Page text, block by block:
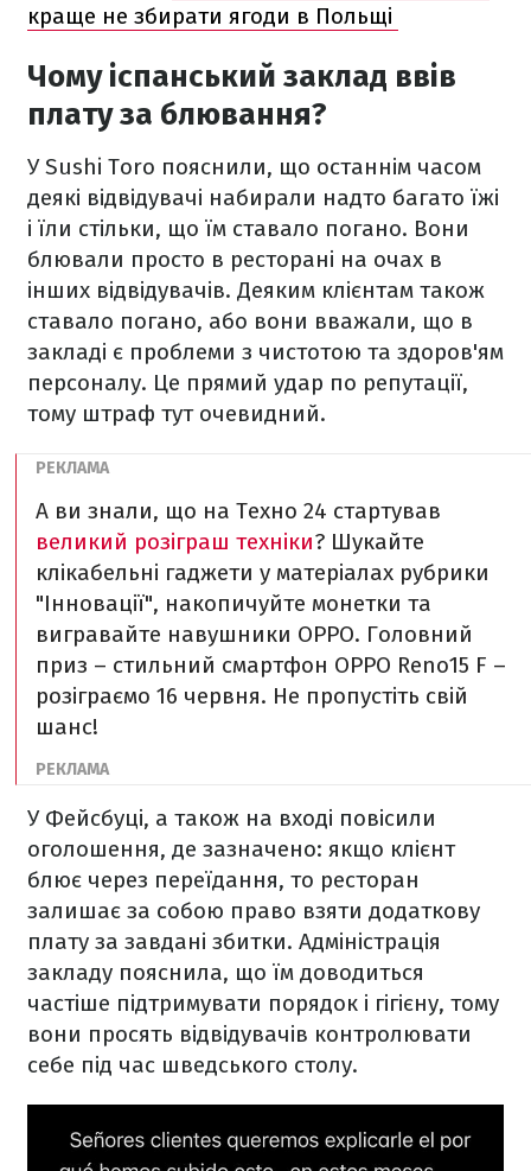
краще не збирати ягоди в Польщі
Чому іспанський заклад ввів
плату за блювання?
У Sushi Toro пояснили, що останнім часом
деякі відвідувачі набирали надто багато їжі
і їли стільки, що їм ставало погано. Вони
блювали просто в ресторані на очах в
інших відвідувачів. Деяким клієнтам також
ставало погано, або вони вважали, що в
закладі є проблеми з чистотою та здоров'ям
персоналу. Це прямий удар по репутації,
тому штраф тут очевидний.
А ви знали, що на Техно 24 стартував
великий розіграш техніки? Шукайте
клікабельні гаджети у матеріалах рубрики
"Інновації", накопичуйте монетки та
вигравайте навушники OPPO. Головний
приз – стильний смартфон ОРРО Reno15 F –
розіграємо 16 червня. Не пропустіть свій
шанс!
У Фейсбуці, а також на вході повісили
оголошення, де зазначено: якщо клієнт
блює через переїдання, то ресторан
залишає за собою право взяти додаткову
плату за завдані збитки. Адміністрація
закладу пояснила, що їм доводиться
частіше підтримувати порядок і гігієну, тому
вони просять відвідувачів контролювати
себе під час шведського столу.